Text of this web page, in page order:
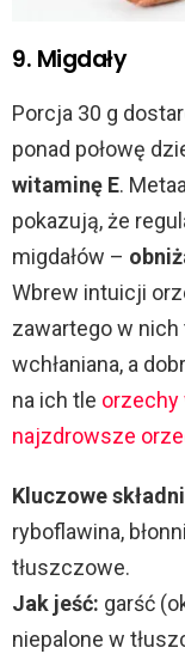
9. Migdały
Porcja 30 g
ponad połowę
witaminę E.
pokazują, że
migdałów –
Wbrew intuicji
zawartego w nich
wchłaniana, a
na ich tle orzechy
najzdrowsze
Kluczowe
ryboflawina,
tłuszczowe.
Jak jeść: garść
niepalone w